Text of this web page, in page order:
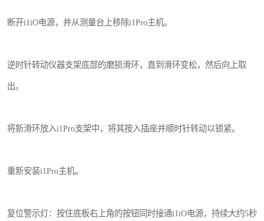
断开i1iO电源，并从测量台上移除i1Pro主机。
逆时针转动仪器支架底部的磨损滑环，直到滑环变松，然后向上取
出。
将新滑环放入i1Pro支架中，将其按入插座并顺时针转动以锁紧。
重新安装i1Pro主机。
复位警示灯：按住底板右上角的按钮同时接通i1iO电源，持续大约5秒